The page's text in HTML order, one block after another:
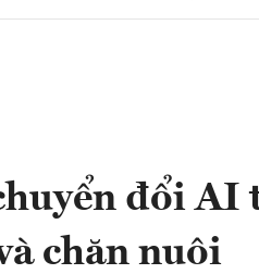
đổi AI
chăn nuôi